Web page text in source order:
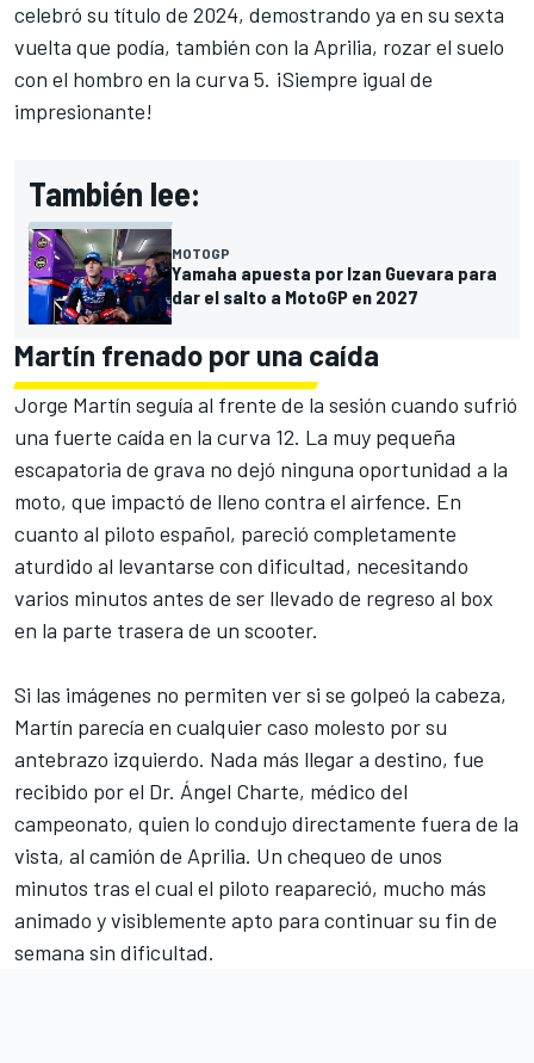
celebró su título de 2024, demostrando ya en su sexta
vuelta que podía, también con la Aprilia, rozar el suelo
con el hombro en la curva 5. ¡Siempre igual de
impresionante!
También lee:
MOTOGP
Yamaha apuesta por Izan Guevara para
dar el salto a MotoGP en 2027
Martín frenado por una caída
Jorge Martín seguía al frente de la sesión cuando sufrió
una fuerte caída en la curva 12. La muy pequeña
escapatoria de grava no dejó ninguna oportunidad a la
moto, que impactó de lleno contra el airfence. En
cuanto al piloto español, pareció completamente
aturdido al levantarse con dificultad, necesitando
varios minutos antes de ser llevado de regreso al box
en la parte trasera de un scooter.
Si las imágenes no permiten ver si se golpeó la cabeza,
Martín parecía en cualquier caso molesto por su
antebrazo izquierdo. Nada más llegar a destino, fue
recibido por el Dr. Ángel Charte, médico del
campeonato, quien lo condujo directamente fuera de la
vista, al camión de Aprilia. Un chequeo de unos
minutos tras el cual el piloto reapareció, mucho más
animado y visiblemente apto para continuar su fin de
semana sin dificultad.